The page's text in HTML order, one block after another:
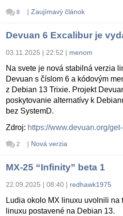
8 | Zaujímavý článok
Devuan 6 Excalibur je
03.11.2025 | 22:52 | menom
Na svete je nová stabilná verzia
Devuan s číslom 6 a kódovým
z Debian 13 Trixie. Projekt
poskytovanie alternatívy k
bez SystemD.
Zdroj: https://www.devuan.org/
2 | Nová verzia
MX-25 “Infinity” beta 1
22.09.2025 | 08:40 | redhawk1975
Ludia okolo MX linuxu uvolnili na
linuxu postavené na Debian 13.